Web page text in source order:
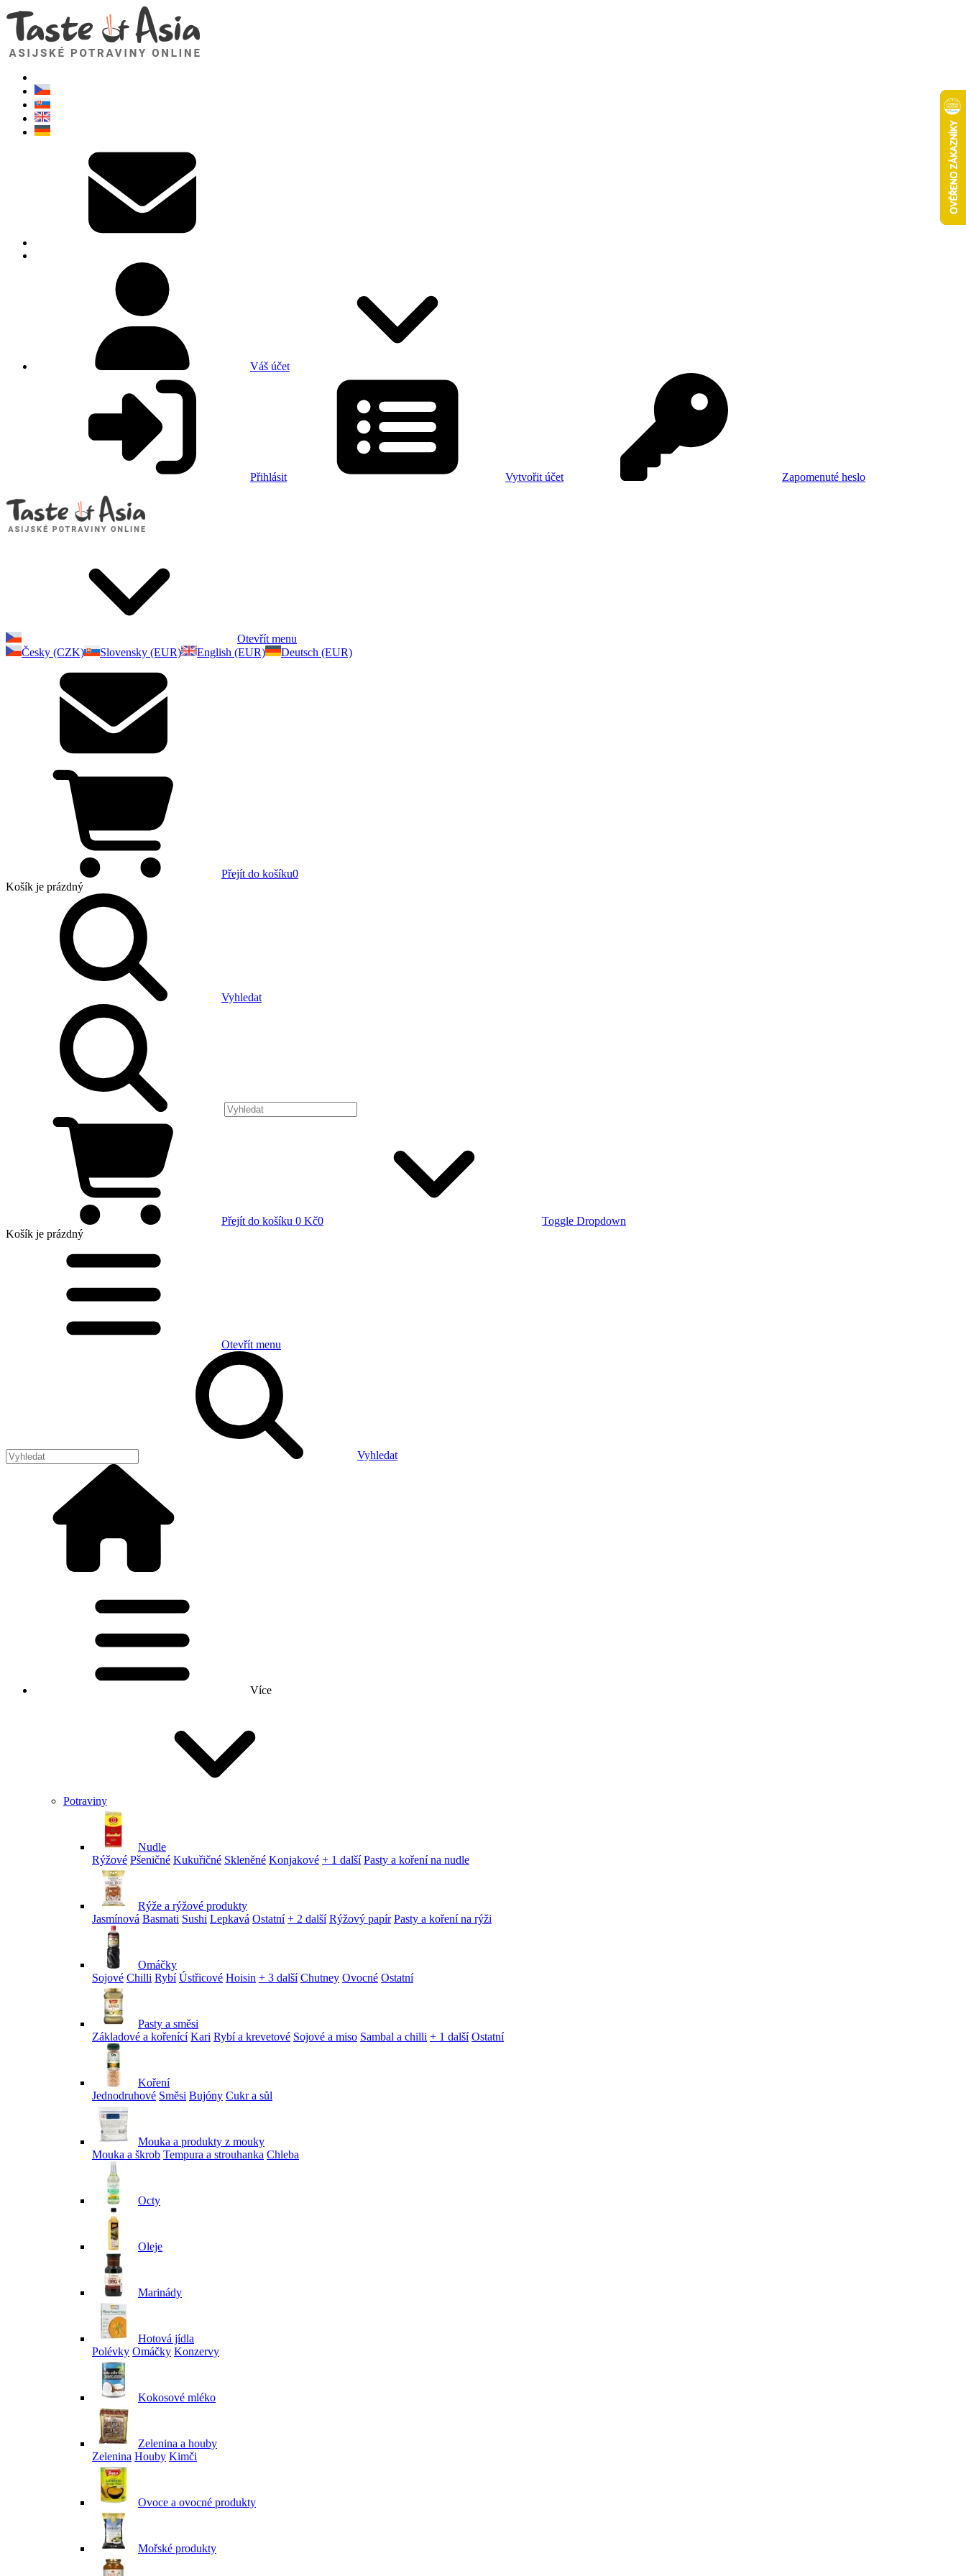
Váš účet
Přihlásit Vytvořit účet Zapomenuté heslo
Otevřít menu
Česky (CZK)
Slovensky (EUR) English (EUR) Deutsch (EUR)
Přejít do košíku0
Košík je prázdný
Vyhledat
Přejít do košíku 0 Kč0
Toggle Dropdown
Košík je prázdný
Otevřít menu
Vyhledat
Více
Potraviny
Nudle
Rýžové Pšeničné Kukuřičné Skleněné Konjakové + 1 další Pasty a koření na nudle
Rýže a rýžové produkty
Jasmínová Basmati Sushi Lepkavá Ostatní + 2 další Rýžový papír Pasty a koření na rýži
Omáčky
Sojové Chilli Rybí Ústřicové Hoisin + 3 další Chutney Ovocné Ostatní
Pasty a směsi
Základové a kořenící Kari Rybí a krevetové Sojové a miso Sambal a chilli + 1 další Ostatní
Koření
Jednodruhové Směsi Bujóny Cukr a sůl
Mouka a produkty z mouky
Mouka a škrob Tempura a strouhanka Chleba
Octy
Oleje
Marinády
Hotová jídla
Polévky Omáčky Konzervy
Kokosové mléko
Zelenina a houby
Zelenina Houby Kimči
Ovoce a ovocné produkty
Mořské produkty